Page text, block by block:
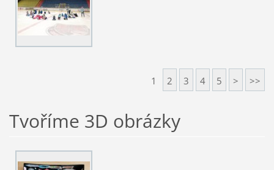
1 2 3 4 5 > >>
Tvoříme 3D obrázky